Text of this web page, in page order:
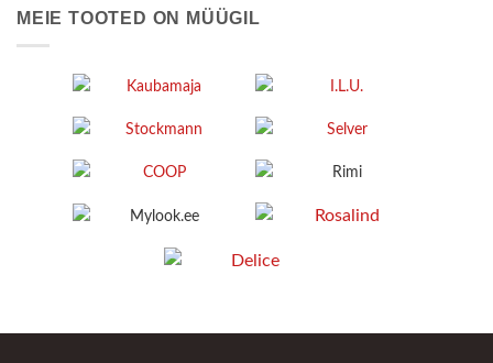
MEIE TOOTED ON MÜÜGIL